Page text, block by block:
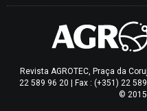
Revista AGROTEC, Praça da
22 589 96 20 | Fax : (+351) 22
©